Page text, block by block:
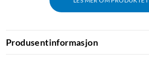
Produsentinformasjon